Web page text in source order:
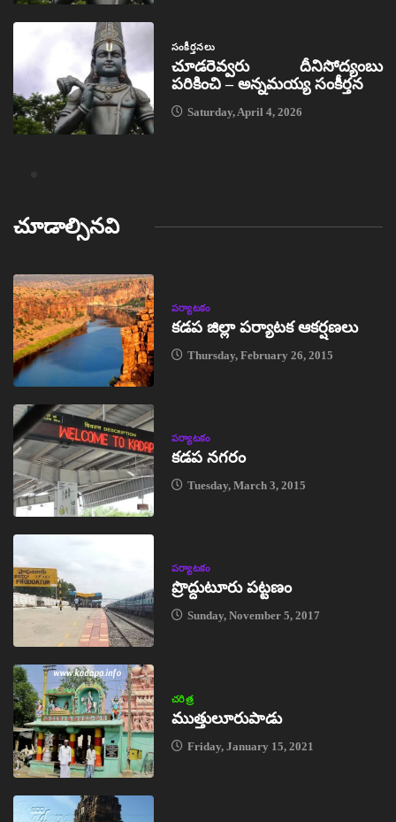
సంకీర్తనలు
చూడరెవ్వరు దీనిసోద్యంబు
పరికించి – అన్నమయ్య సంకీర్తన
Saturday, April 4, 2026
చూడాల్సినవి
పర్యాటకం
కడప జిల్లా పర్యాటక ఆకర్షణలు
Thursday, February 26, 2015
పర్యాటకం
కడప నగరం
Tuesday, March 3, 2015
పర్యాటకం
ప్రొద్దుటూరు పట్టణం
Sunday, November 5, 2017
చరిత్ర
ముత్తులూరుపాడు
Friday, January 15, 2021